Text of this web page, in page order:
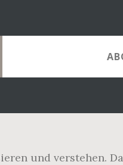
und verstehen.